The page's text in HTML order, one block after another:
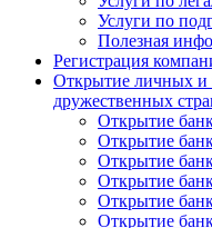
Услуги по
Полезная
Регистрация
Открытие личных и
дружественных
Открытие
Открытие
Открытие
Открытие
Открытие
Открытие